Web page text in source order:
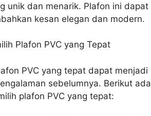
unik dan menarik. Plafon ini
kesan elegan dan modern.
Plafon PVC yang Tepat
PVC yang tepat dapat
sebelumnya. Berikut
plafon PVC yang tepat: